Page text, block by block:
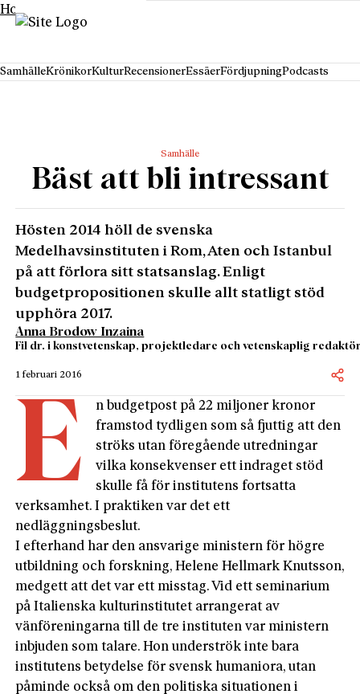
Hoppa till innehåll
SamhälleKrönikorKulturRecensionerEssäerFördjupningPodcasts
Samhälle
Bäst att bli intressant
Hösten 2014 höll de svenska
Medelhavsinstituten i Rom, Aten och Istanbul
på att förlora sitt statsanslag. Enligt
budgetpropositionen skulle allt statligt stöd
upphöra 2017.
Anna Brodow Inzaina
Fil dr. i konstvetenskap, projektledare och vetenskaplig
1 februari 2016
E
n budgetpost på 22 miljoner kronor
framstod tydligen som så fjuttig att den
ströks utan föregående utredningar
vilka konsekvenser ett indraget stöd
skulle få för institutens fortsatta
verksamhet. I praktiken var det ett
nedläggningsbeslut.
I efterhand har den ansvarige ministern för högre
utbildning och forskning, Helene Hellmark Knutsson,
medgett att det var ett misstag. Vid ett seminarium
på Italienska kulturinstitutet arrangerat av
vänföreningarna till de tre instituten var ministern
inbjuden som talare. Hon underströk inte bara
institutens betydelse för svensk humaniora, utan
påminde också om den politiska situationen i